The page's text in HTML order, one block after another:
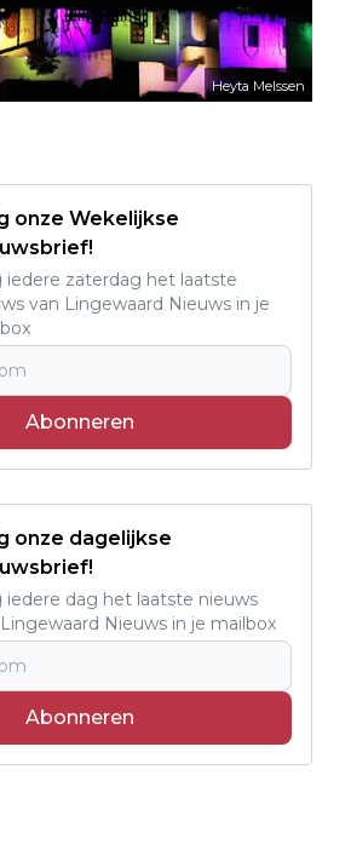
Heyta Melssen
onze Wekelijkse
iedere zaterdag het laatste
van Lingewaard Nieuws in je
Abonneren
onze dagelijkse
iedere dag het laatste nieuws
Nieuws in je mailbox
Abonneren